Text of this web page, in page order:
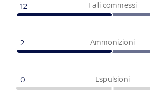
Falli commessi
12
Ammonizioni
2
Espulsioni
0